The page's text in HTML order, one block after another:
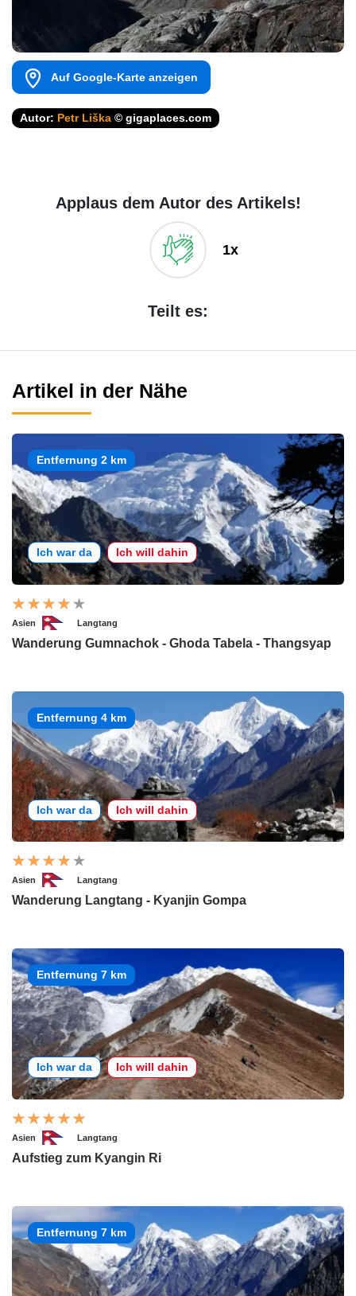
Auf Google-Karte anzeigen
Autor: Petr Liška © gigaplaces.com
Applaus dem Autor des Artikels!
1x
Teilt es:
Artikel in der Nähe
Entfernung 2 km
Ich war da Ich will dahin
Asien Langtang
Wanderung Gumnachok - Ghoda Tabela - Thangsyap
Entfernung 4 km
Ich war da Ich will dahin
Asien Langtang
Wanderung Langtang - Kyanjin Gompa
Entfernung 7 km
Ich war da Ich will dahin
Asien Langtang
Aufstieg zum Kyangin Ri
Entfernung 7 km